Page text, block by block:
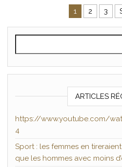
Pagination des
1 2 3
ARTICLES
https://www.youtube.com/
4
Sport : les femmes en
que les hommes avec moins